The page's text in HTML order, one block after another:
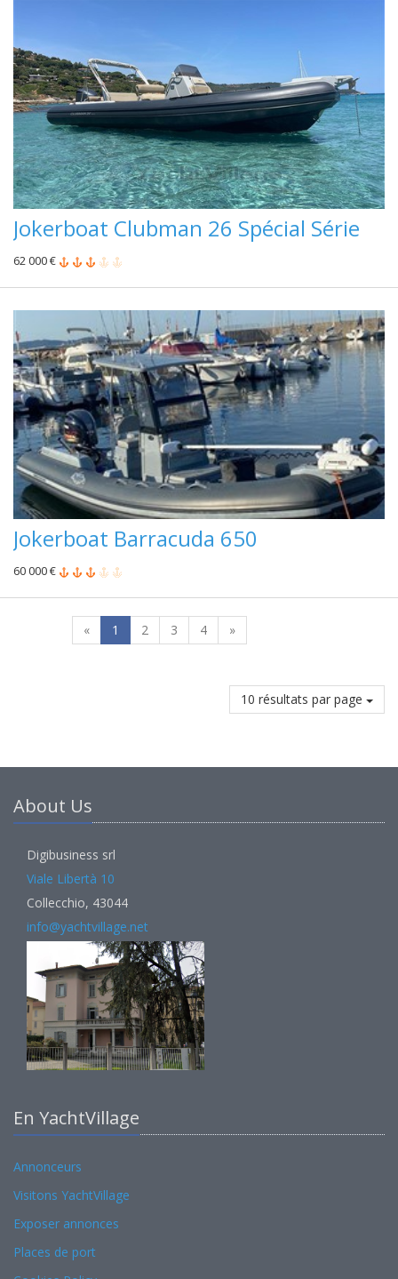
Jokerboat Clubman 26 Spécial Série
62 000 €
Jokerboat Barracuda 650
60 000 €
« 1 2 3 4 »
10 résultats par page
About Us
Digibusiness srl
Viale Libertà 10
Collecchio, 43044
info@yachtvillage.net
En YachtVillage
Annonceurs
Visitons YachtVillage
Exposer annonces
Places de port